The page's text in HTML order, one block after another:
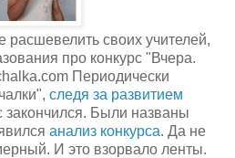
своих учителей,
про конкурс "Вчера.
Периодически
следя за развитием
закончился. Были названы
анализ конкурса. Да не
И это взорвало ленты.